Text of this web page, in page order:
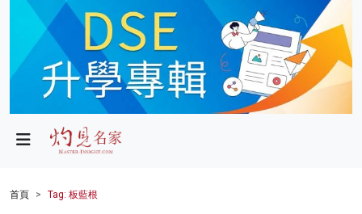
政局
財經
首頁 Tag: 板藍根